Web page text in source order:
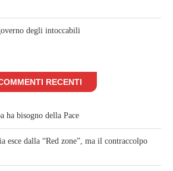
degli intoccabili
RECENTI
ha bisogno della Pace
esce dalla “Red zone”, ma il contraccolpo